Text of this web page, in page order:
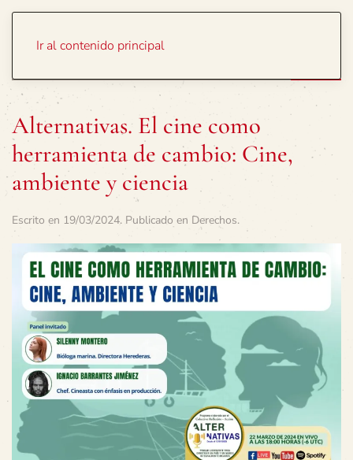
Ir al contenido principal
Alternativas. El cine como
herramienta de cambio: Cine,
ambiente y ciencia
Escrito en 19/03/2024. Publicado en Derechos.